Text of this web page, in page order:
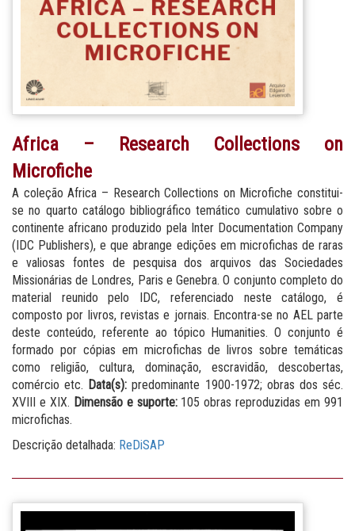
Africa – Research Collections on
Microfiche
A coleção Africa – Research Collections on Microfiche constitui-
se no quarto catálogo bibliográfico temático cumulativo sobre o
continente africano produzido pela Inter Documentation Company
(IDC Publishers), e que abrange edições em microfichas de raras
e valiosas fontes de pesquisa dos arquivos das Sociedades
Missionárias de Londres, Paris e Genebra. O conjunto completo do
material reunido pelo IDC, referenciado neste catálogo, é
composto por livros, revistas e jornais. Encontra-se no AEL parte
deste conteúdo, referente ao tópico Humanities. O conjunto é
formado por cópias em microfichas de livros sobre temáticas
como religião, cultura, dominação, escravidão, descobertas,
comércio etc. Data(s):predominante 1900-1972; obras dos séc.
XVIII e XIX. Dimensão e suporte:105 obras reproduzidas em 991
microfichas.
Descrição detalhada: ReDiSAP